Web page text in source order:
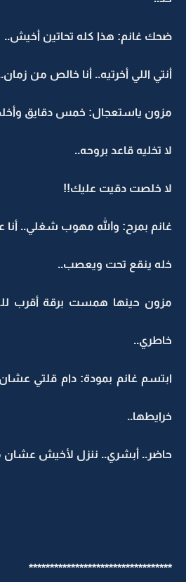
ضحك غانم: هذا كله تحاتين أخيش..
أنتي اللي أخرتيه.. أنا خالص من
مزون ياستعجال: خمس دقايق
لا تخليه قاعد بروحه..
لا خلصت دقيت عليك!!
غانم بمرح: والله مهوب شغلي..
خله ينقع تحت ويعصب..
مزون حينها همست برقة أقرب
خاطري..
ابتسم غانم بمودة: دام قلتي
خرايطها..
حاضر.. أبشري.. ننزل لأخيش عشان
**********************************